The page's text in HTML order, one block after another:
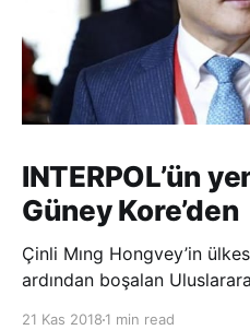
INTERPOL’ün
Güney Kore’den
Çinli Mıng Hongvey’in
ardından boşalan
21 Kas 2018 1 min read